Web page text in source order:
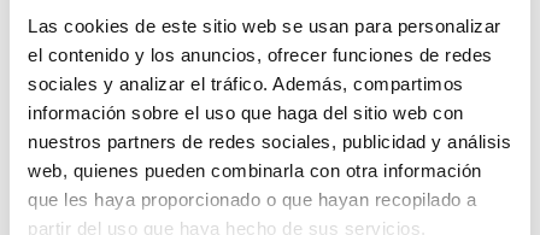
Las cookies de este sitio web se usan para personalizar
el contenido y los anuncios, ofrecer funciones de redes
sociales y analizar el tráfico. Además, compartimos
información sobre el uso que haga del sitio web con
nuestros partners de redes sociales, publicidad y análisis
web, quienes pueden combinarla con otra información
que les haya proporcionado o que hayan recopilado a
partir del uso que haya hecho de sus servicios.
son funcionales, sino también verdaderas obras de arte
que perduran en el tiempo.